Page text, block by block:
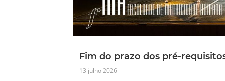
Fim do prazo dos pré-
13 julho 2026